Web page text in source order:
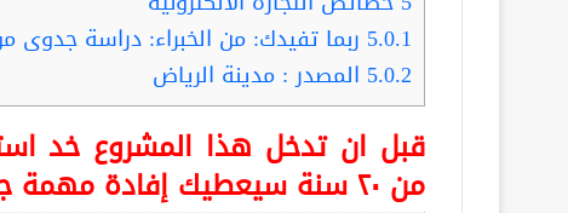
5.0.1 ربما تفيدك: من الخبراء: دراسة جدوى
5.0.2 المصدر : مدينة الرياض
قبل ان تدخل هذا المشروع خد
من ٢٠ سنة سيعطيك إفادة مهمة جداً تنفعك بمشروعك هذا